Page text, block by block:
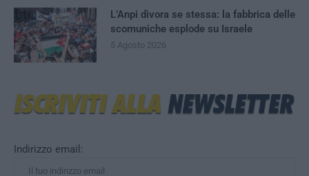
Indirizzo email:
L’Anpi divora se stessa: la fabbrica delle
scomuniche esplode su Israele
5 Agosto 2026